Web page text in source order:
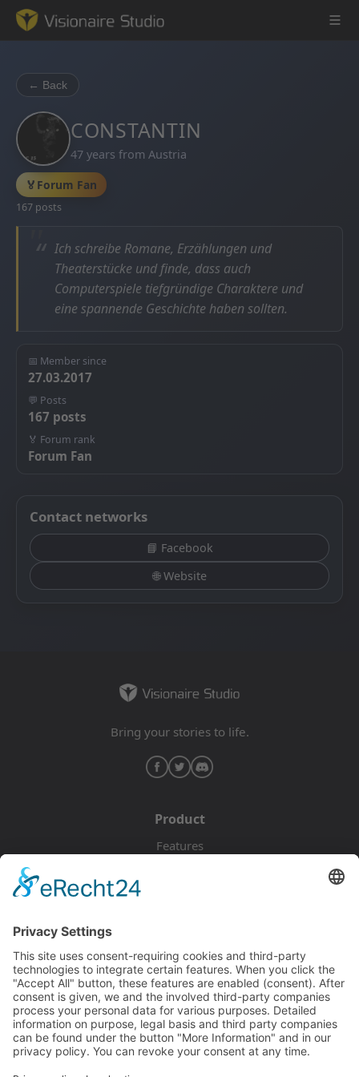
Game Engine
Learning
References
Forum
News & Stories
Downloads
← Back
CONSTANTIN
47 years from Austria
🏅 Forum Fan
167 posts
“ Ich schreibe Romane, Erzählungen und
Theaterstücke und finde, dass auch
Computerspiele tiefgründige Charaktere und
eine spannende Geschichte haben sollten.
📅 Member since
27.03.2017
💬 Posts
167 posts
🏅 Forum rank
Forum Fan
Contact networks
📘 Facebook
🌐 Website
Bring your stories to life.
Product
Features
Documentation
Tutorials
Blog
Community